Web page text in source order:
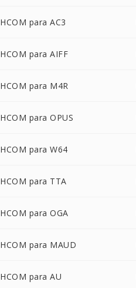
HCOM para AC3
HCOM para AIFF
HCOM para M4R
HCOM para OPUS
HCOM para W64
HCOM para TTA
HCOM para OGA
HCOM para MAUD
HCOM para AU